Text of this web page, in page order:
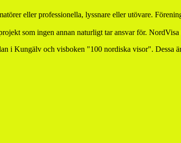
eller professionella, lyssnare eller utövare.
som ingen annan naturligt tar ansvar för.
i Kungälv och visboken "100 nordiska visor".